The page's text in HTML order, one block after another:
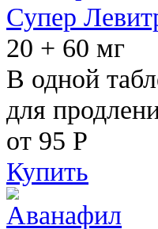
Супер
20 + 60 мг
В одной
для
от 95 Р
Купить